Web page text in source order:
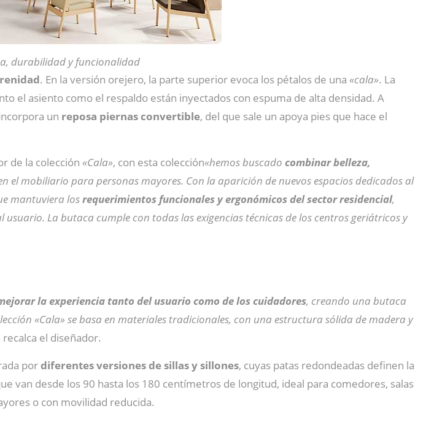
durabilidad y funcionalidad
. En la versión orejero, la parte superior evoca los pétalos de una «cala». La
el asiento como el respaldo están inyectados con espuma de alta densidad. A
un reposa piernas convertible, del que sale un apoya pies que hace el
de la colección «Cala», con esta colección«hemos buscado combinar belleza,
el mobiliario para personas mayores. Con la aparición de nuevos espacios dedicados al
mantuviera losrequerimientos funcionales y ergonómicos del sector residencial,
La butaca cumple con todas las exigencias técnicas de los centros geriátricos y
la experiencia tanto del usuario como de los cuidadores, creando una butaca
«Cala» se basa en materiales tradicionales, con una estructura sólida de madera y
recalca el diseñador.
por diferentes versiones de sillas y sillones, cuyas patas redondeadas definen la
van desde los 90 hasta los 180 centímetros de longitud, ideal para comedores, salas
o con movilidad reducida.